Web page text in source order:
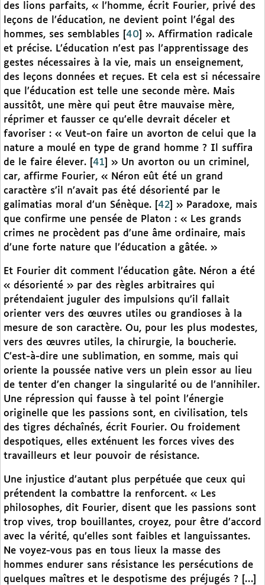
des lions parfaits, « l’homme, écrit Fourier, privé des
leçons de l’éducation, ne devient point l’égal des
hommes, ses semblables
40
». Affirmation radicale
et précise. L’éducation n’est pas l’apprentissage des
gestes nécessaires à la vie, mais un enseignement,
des leçons données et reçues. Et cela est si nécessaire
que l’éducation est telle une seconde mère. Mais
aussitôt, une mère qui peut être mauvaise mère,
réprimer et fausser ce qu’elle devrait déceler et
favoriser : « Veut-on faire un avorton de celui que la
nature a moulé en type de grand homme ? Il suffira
de le faire élever.
41
» Un avorton ou un criminel,
car, affirme Fourier, « Néron eût été un grand
caractère s’il n’avait pas été désorienté par le
galimatias moral d’un Sénèque.
42
» Paradoxe, mais
que confirme une pensée de Platon : « Les grands
crimes ne procèdent pas d’une âme ordinaire, mais
d’une forte nature que l’éducation a gâtée. »
Et Fourier dit comment l’éducation gâte. Néron a été
« désorienté » par des règles arbitraires qui
prétendaient juguler des impulsions qu’il fallait
orienter vers des œuvres utiles ou grandioses à la
mesure de son caractère. Ou, pour les plus modestes,
vers des œuvres utiles, la chirurgie, la boucherie.
C’est-à-dire une sublimation, en somme, mais qui
oriente la poussée native vers un plein essor au lieu
de tenter d’en changer la singularité ou de l’annihiler.
Une répression qui fausse à tel point l’énergie
originelle que les passions sont, en civilisation, tels
des tigres déchaînés, écrit Fourier. Ou froidement
despotiques, elles exténuent les forces vives des
travailleurs et leur pouvoir de résistance.
Une injustice d’autant plus perpétuée que ceux qui
prétendent la combattre la renforcent. « Les
philosophes, dit Fourier, disent que les passions sont
trop vives, trop bouillantes, croyez, pour être d’accord
avec la vérité, qu’elles sont faibles et languissantes.
Ne voyez-vous pas en tous lieux la masse des
hommes endurer sans résistance les persécutions de
quelques maîtres et le despotisme des préjugés ? […]